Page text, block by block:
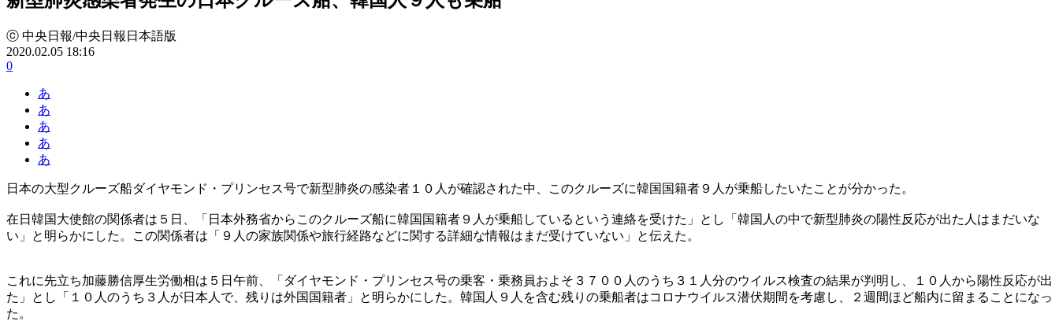
ⓒ 中央日報/中央日報日本語版
2020.02.05 18:16
0
あ
あ
あ
あ
あ
日本の大型クルーズ船ダイヤモンド・プリンセス号で新型肺炎の感染者１０人が確認された中、このクルーズに韓国国籍者９人が乗船したいたことが分かった。
在日韓国大使館の関係者は５日、「日本外務省からこのクルーズ船に韓国国籍者９人が乗船しているという連絡を受けた」とし「韓国人の中で新型肺炎の陽性反応が出た人はまだいな
い」と明らかにした。この関係者は「９人の家族関係や旅行経路などに関する詳細な情報はまだ受けていない」と伝えた。
これに先立ち加藤勝信厚生労働相は５日午前、「ダイヤモンド・プリンセス号の乗客・乗務員およそ３７００人のうち３１人分のウイルス検査の結果が判明し、１０人から陽性反応が出
た」とし「１０人のうち３人が日本人で、残りは外国国籍者」と明らかにした。韓国人９人を含む残りの乗船者はコロナウイルス潜伏期間を考慮し、２週間ほど船内に留まることになっ
た。